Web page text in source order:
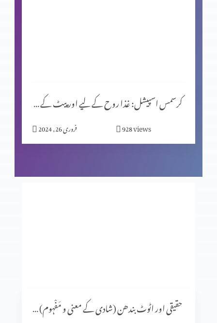
زندگی ایک پیغام ہے
شادی کا الٰہی منصوبہ (حصہ 4)
کرسمس اسپیشل: غذا روح کے لیے اور پیٹ کے لیے؟
فروری 26, 2024 928views
حقیقی اور اٹوٹ بندھن (شادی کے معنی و مَفْہوم) حصہ 1